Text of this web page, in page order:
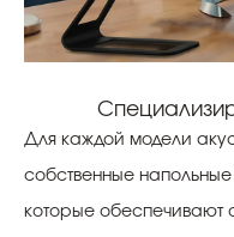
Для каждой модели
собственные
которые обеспечивают